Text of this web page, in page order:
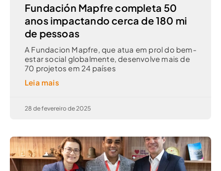
Fundación Mapfre completa 50
anos impactando cerca de 180 mi
de pessoas
A Fundacion Mapfre, que atua em prol do bem-
estar social globalmente, desenvolve mais de
70 projetos em 24 países
Leia mais
28 de fevereiro de 2025